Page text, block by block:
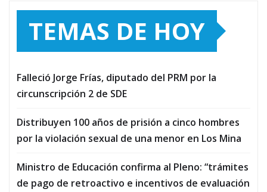
TEMAS DE HOY
Falleció Jorge Frías, diputado del PRM por la
circunscripción 2 de SDE
Distribuyen 100 años de prisión a cinco hombres
por la violación sexual de una menor en Los Mina
Ministro de Educación confirma al Pleno: “trámites
de pago de retroactivo e incentivos de evaluación